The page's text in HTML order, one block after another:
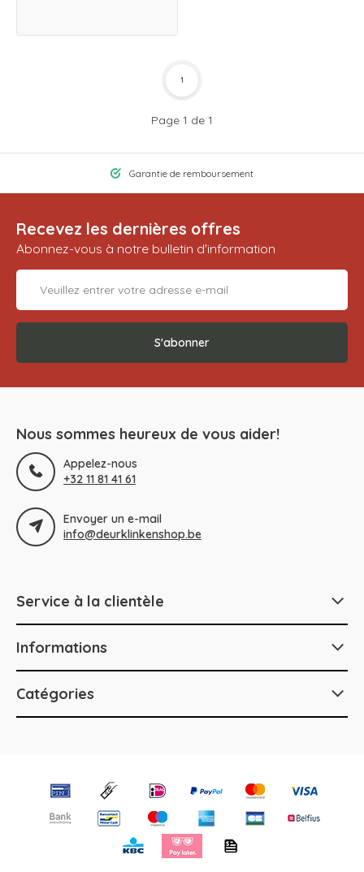
Page 1 de 1
1
Garantie de remboursement
Recevez les dernières offres
Abonnez-vous à notre bulletin d'information
S'abonner
Nous sommes heureux de vous aider!
Appelez-nous
+32 11 81 41 61
Envoyer un e-mail
info@deurklinkenshop.be
Service à la clientèle
Informations
Catégories